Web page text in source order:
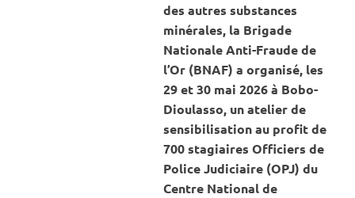
des autres substances
minérales, la Brigade
Nationale Anti-Fraude de
l’Or (BNAF) a organisé, les
29 et 30 mai 2026 à Bobo-
Dioulasso, un atelier de
sensibilisation au profit de
700 stagiaires Officiers de
Police Judiciaire (OPJ) du
Centre National de